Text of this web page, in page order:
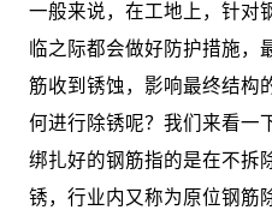
一般来说，在工地上，针对
临之际都会做好防护措施，
筋收到锈蚀，影响最终结构
何进行除锈呢？我们来看一
绑扎好的钢筋指的是在不拆
锈，行业内又称为原位钢筋